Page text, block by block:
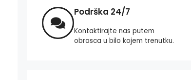
Podrška 24/7
Kontaktirajte nas putem
obrasca u bilo kojem trenutku.